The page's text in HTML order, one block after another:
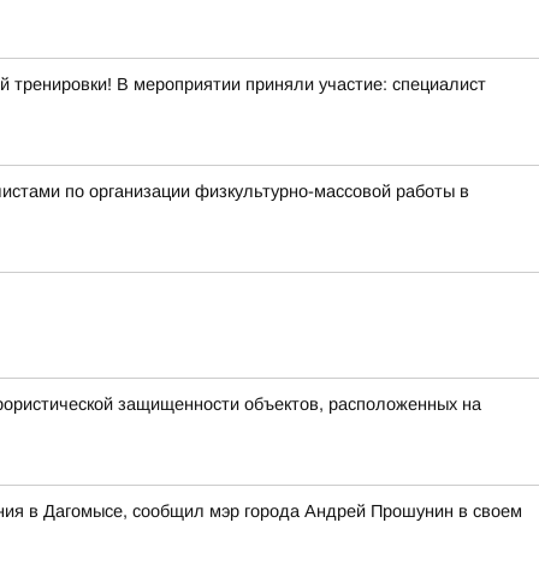
В мероприятии приняли участие: специалист
по организации физкультурно-массовой работы в
защищенности объектов, расположенных на
в Дагомысе, сообщил мэр города Андрей Прошунин в своем